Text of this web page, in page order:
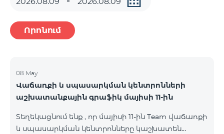
Որոնում
08 May
Վաճառքի և սպասարկման կենտրոնների
աշխատանքային գրաֆիկ մայիսի 11-ին
Տեղեկացնում ենք , որ մայիսի 11-ին Team վաճառքի
և սպասարկման կենտրոնները կաշխատեն